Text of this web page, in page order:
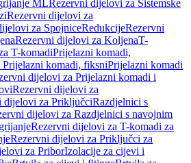
MLRezervni dijelovi za Sistemske
Rezervni dijelovi za
za SpojniceRedukcijeRezervni
Rezervni dijelovi za KoljenaT-
T-komadiPrijelazni komadi,
komadi, fiksniPrijelazni komadi
dijelovi za Prijelazni komadi i
Rezervni dijelovi za
dijelovi za PriključciRazdjelnici s
dijelovi za Razdjelnici s navojnim
Rezervni dijelovi za T-komadi za
Rezervni dijelovi za Priključci za
za PriborIzolacije za cijevi i